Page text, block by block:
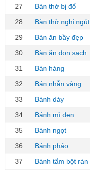
27
Bàn thờ bị đổ
28
Bàn thờ nghi ngút
29
Bàn ăn bầy đẹp
30
Bàn ăn dọn sạch
31
Bán hàng
32
Bán nhẫn vàng
33
Bánh dày
34
Bánh mì đen
35
Bánh ngọt
36
Bánh pháo
37
Bánh tẩm bột rán